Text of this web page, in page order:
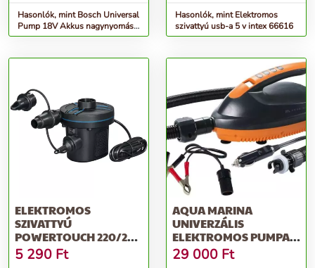
Hasonlók, mint Bosch Universal
Pump 18V Akkus nagynyomású
légpumpa, akku nélkül...
Hasonlók, mint Elektromos
szivattyú usb-a 5 v intex 66616
ELEKTROMOS
SZIVATTYÚ
POWERTOUCH 220/240
V BESTWAY 62252
5 290 Ft
AQUA MARINA
UNIVERZÁLIS
ELEKTROMOS PUMPA
12V (16PSI)
29 000 Ft